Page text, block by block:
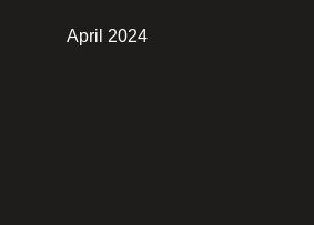
April 2024